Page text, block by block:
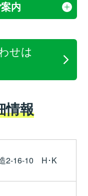
内
せは
情報
2-16-10 H･K